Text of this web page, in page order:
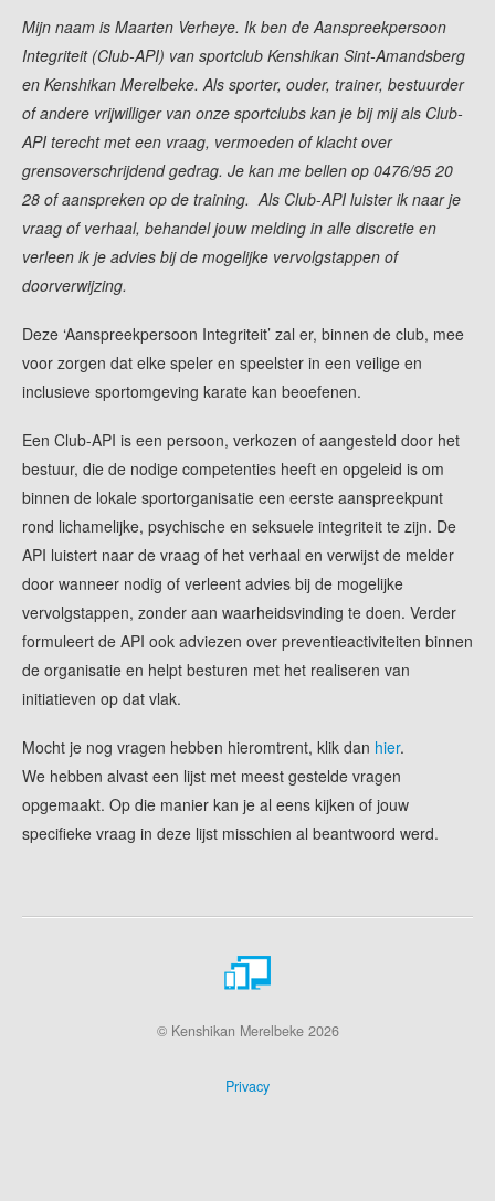
Mijn naam is Maarten Verheye. Ik ben de Aanspreekpersoon
Integriteit (Club-API) van sportclub Kenshikan Sint-Amandsberg
en Kenshikan Merelbeke. Als sporter, ouder, trainer, bestuurder
of andere vrijwilliger van onze sportclubs kan je bij mij als Club-
API terecht met een vraag, vermoeden of klacht over
grensoverschrijdend gedrag. Je kan me bellen op 0476/95 20
28 of aanspreken op de training. Als Club-API luister ik naar je
vraag of verhaal, behandel jouw melding in alle discretie en
verleen ik je advies bij de mogelijke vervolgstappen of
doorverwijzing.
Deze ‘Aanspreekpersoon Integriteit’ zal er, binnen de club, mee
voor zorgen dat elke speler en speelster in een veilige en
inclusieve sportomgeving karate kan beoefenen.
Een Club-API is een persoon, verkozen of aangesteld door het
bestuur, die de nodige competenties heeft en opgeleid is om
binnen de lokale sportorganisatie een eerste aanspreekpunt
rond lichamelijke, psychische en seksuele integriteit te zijn. De
API luistert naar de vraag of het verhaal en verwijst de melder
door wanneer nodig of verleent advies bij de mogelijke
vervolgstappen, zonder aan waarheidsvinding te doen. Verder
formuleert de API ook adviezen over preventieactiviteiten binnen
de organisatie en helpt besturen met het realiseren van
initiatieven op dat vlak.
Mocht je nog vragen hebben hieromtrent, klik dan hier.
We hebben alvast een lijst met meest gestelde vragen
opgemaakt. Op die manier kan je al eens kijken of jouw
specifieke vraag in deze lijst misschien al beantwoord werd.
© Kenshikan Merelbeke 2026
Privacy